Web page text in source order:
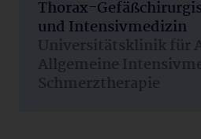
Thorax-
und Intensivmedizin
Universitätsklinik für
Allgemeine
Schmerztherapie